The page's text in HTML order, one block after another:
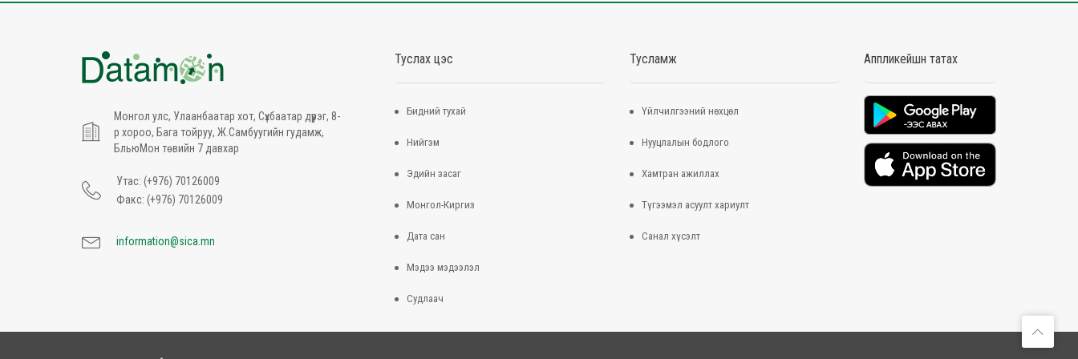
Монгол улс, Улаанбаатар хот, Сүхбаатар дүүрэг, 8-
р хороо, Бага тойруу, Ж.Самбуугийн гудамж,
БльюМон төвийн 7 давхар
Утас: (+976) 70126009
Факс: (+976) 70126009
information@sica.mn
Туслах цэс
Бидний тухай
Нийгэм
Эдийн засаг
Монгол-Киргиз
Дата сан
Мэдээ мэдээлэл
Судлаач
Тусламж
Үйлчилгээний нөхцөл
Нууцлалын бодлого
Хамтран ажиллах
Түгээмэл асуулт хариулт
Санал хүсэлт
Аппликейшн татах